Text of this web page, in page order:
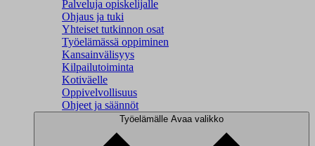
Palveluja opiskelijalle
Ohjaus ja tuki
Yhteiset tutkinnon osat
Työelämässä oppiminen
Kansainvälisyys
Kilpailutoiminta
Kotiväelle
Oppivelvollisuus
Ohjeet ja säännöt
Työelämälle Avaa valikko